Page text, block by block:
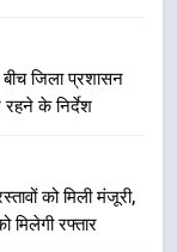
बीच जिला प्रशासन
रहने के निर्देश
को मिली मंजूरी,
मिलेगी रफ्तार
6 अगस्त को
को रोजगार